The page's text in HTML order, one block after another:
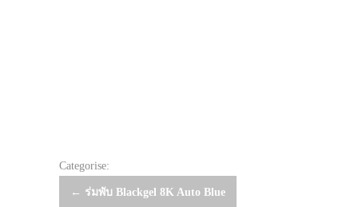
Categorise:
Post
← ร่มพับ Blackgel 8K Auto Blue